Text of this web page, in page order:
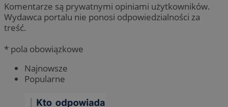
Komentarze są prywatnymi opiniami użytkowników.
Wydawca portalu nie ponosi odpowiedzialności za
treść.
* pola obowiązkowe
Najnowsze
Popularne